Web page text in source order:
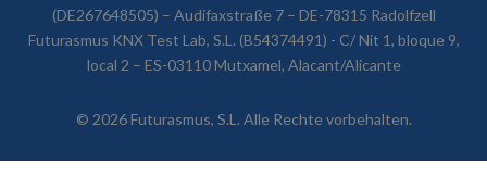
(DE267648505) – Audifaxstraße 7 – DE-78315 Radolfzell
Futurasmus KNX Test Lab, S.L. (B54374491) - C/ Nit 1, bloque 9,
local 2 – ES-03110 Mutxamel, Alacant/Alicante
© 2026 Futurasmus, S.L. Alle Rechte vorbehalten.